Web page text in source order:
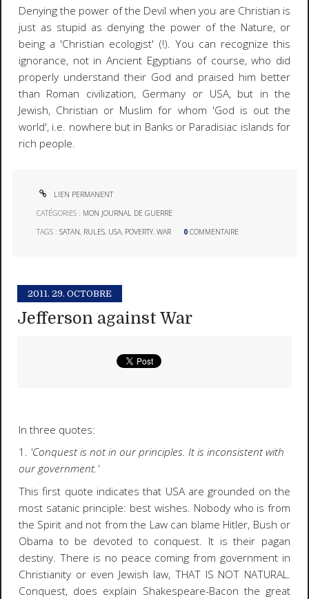
Denying the power of the Devil when you are Christian is
just as stupid as denying the power of the Nature, or
being a 'Christian ecologist' (!). You can recognize this
ignorance, not in Ancient Egyptians of course, who did
properly understand their God and praised him better
than Roman civilization, Germany or USA, but in the
Jewish, Christian or Muslim for whom 'God is out the
world', i.e. nowhere but in Banks or Paradisiac islands for
rich people.
LIEN PERMANENT
CATÉGORIES : MON JOURNAL DE GUERRE
TAGS :SATAN, RULES, USA, POVERTY,WAR 0 COMMENTAIRE
2011. 29. OCTOBRE
Jefferson against War
In three quotes:
1. 'Conquest is not in our principles. It is inconsistent with
our government.'
This first quote indicates that USA are grounded on the
most satanic principle: best wishes. Nobody who is from
the Spirit and not from the Law can blame Hitler, Bush or
Obama to be devoted to conquest. It is their pagan
destiny. There is no peace coming from government in
Christianity or even Jewish law, THAT IS NOT NATURAL.
Conquest, does explain Shakespeare-Bacon the great